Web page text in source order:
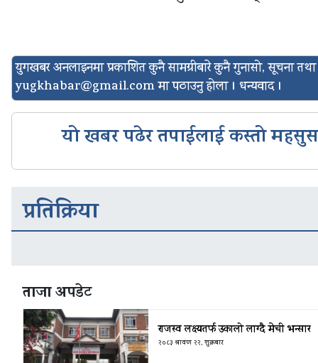
युगखबर अनलाइनमा प्रकाशित कुनै सामग्रीबारे कुनै गुनासो, सूचना
yugkhabar@gmail.comमा पठाउनु होला । धन्यवाद ।
यो खबर पढेर तपाईलाई कस्तो
प्रतिक्रिया
ताजा अपडेट
राजस्व लक्ष्यतर्फ उकालो लाग्दै मेची भन्सार
२०८३ श्रावण २२, शुक्रबार